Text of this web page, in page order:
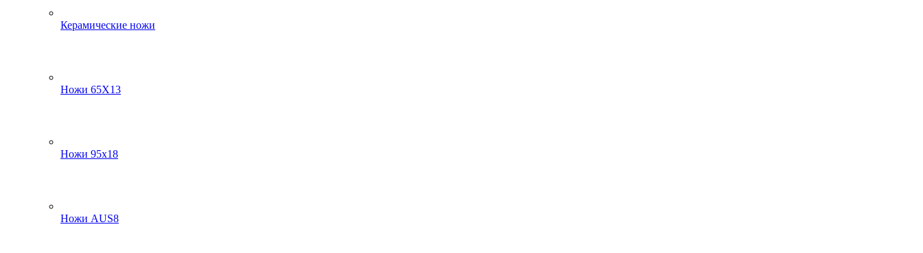
Керамические ножи
Ножи 65Х13
Ножи 95х18
Ножи AUS8